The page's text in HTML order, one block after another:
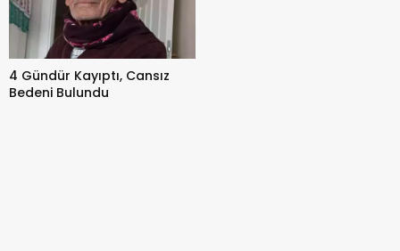
4 Gündür Kayıptı, Cansız
Bedeni Bulundu